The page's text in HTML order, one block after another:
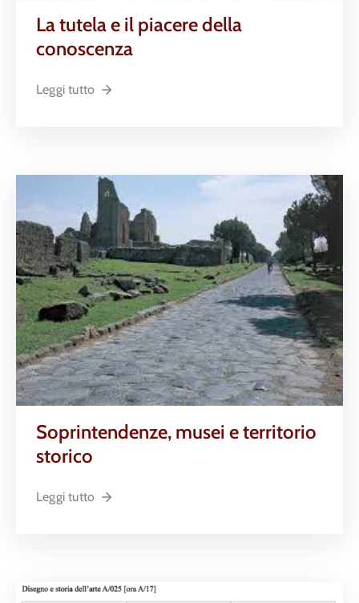
La tutela e il piacere della
conoscenza
Leggi tutto
Soprintendenze, musei e territorio
storico
Leggi tutto